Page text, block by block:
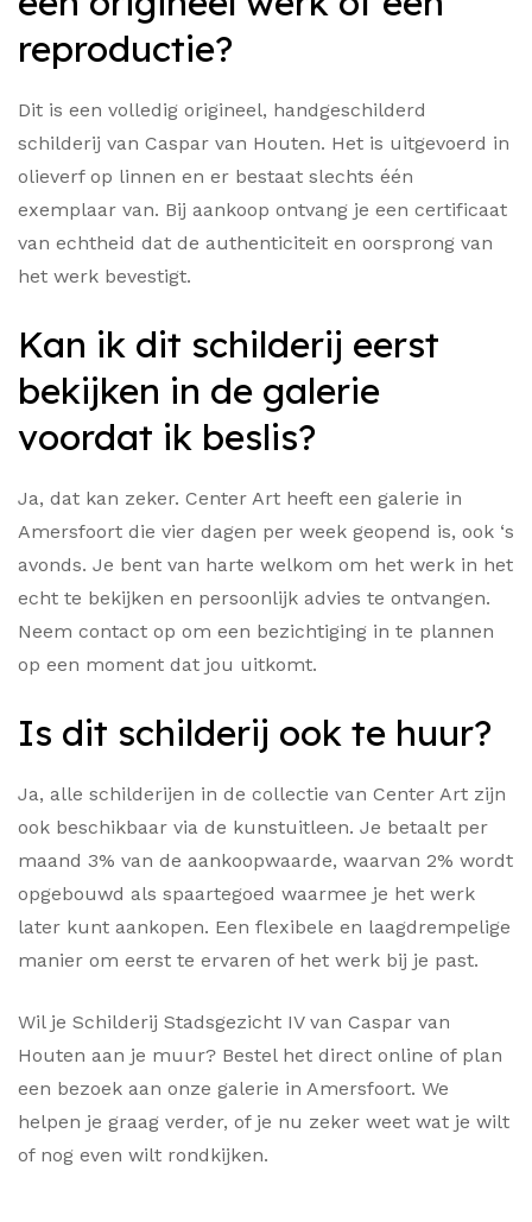
reproductie?
Dit is een volledig origineel, handgeschilderd
schilderij van Caspar van Houten. Het is uitgevoerd in
olieverf op linnen en er bestaat slechts één
exemplaar van. Bij aankoop ontvang je een certificaat
van echtheid dat de authenticiteit en oorsprong van
het werk bevestigt.
Kan ik dit schilderij eerst
bekijken in de galerie
voordat ik beslis?
Ja, dat kan zeker. Center Art heeft een galerie in
Amersfoort die vier dagen per week geopend is, ook ‘s
avonds. Je bent van harte welkom om het werk in het
echt te bekijken en persoonlijk advies te ontvangen.
Neem contact op om een bezichtiging in te plannen
op een moment dat jou uitkomt.
Is dit schilderij ook te huur?
Ja, alle schilderijen in de collectie van Center Art zijn
ook beschikbaar via de kunstuitleen. Je betaalt per
maand 3% van de aankoopwaarde, waarvan 2% wordt
opgebouwd als spaartegoed waarmee je het werk
later kunt aankopen. Een flexibele en laagdrempelige
manier om eerst te ervaren of het werk bij je past.
Wil je Schilderij Stadsgezicht IV van Caspar van
Houten aan je muur? Bestel het direct online of plan
een bezoek aan onze galerie in Amersfoort. We
helpen je graag verder, of je nu zeker weet wat je wilt
of nog even wilt rondkijken.